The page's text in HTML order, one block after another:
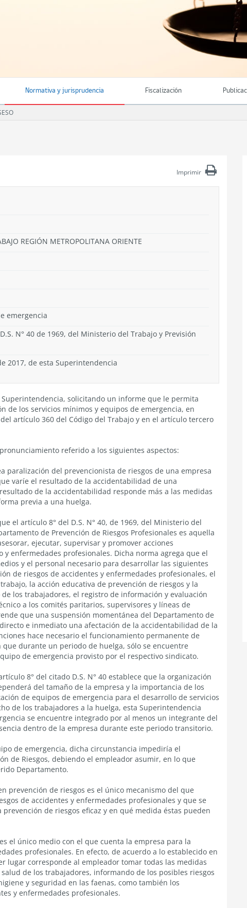
Normativa y jurisprudencia Fiscalización
Imprimir
REGIÓN METROPOLITANA ORIENTE
emergencia
N° 40 de 1969, del Ministerio del Trabajo y Previsión
2017, de esta Superintendencia
solicitando un informe que le permita
de los servicios mínimos y equipos de emergencia, en
artículo 360 del Código del Trabajo y en el artículo tercero
referido a los siguientes aspectos:
paralización del prevencionista de riesgos de una empresa
varíe el resultado de la accidentabilidad de una
de la accidentabilidad responde más a las medidas
previa a una huelga.
el artículo 8° del D.S. N° 40, de 1969, del Ministerio del
de Prevención de Riesgos Profesionales es aquella
ejecutar, supervisar y promover acciones
enfermedades profesionales. Dicha norma agrega que el
y el personal necesario para desarrollar las siguientes
de riesgos de accidentes y enfermedades profesionales, el
la acción educativa de prevención de riesgos y la
los trabajadores, el registro de información y evaluación
a los comités paritarios, supervisores y líneas de
que una suspensión momentánea del Departamento de
e inmediato una afectación de la accidentabilidad de la
hace necesario el funcionamiento permanente de
durante un periodo de huelga, sólo se encuentre
de emergencia provisto por el respectivo sindicato.
8° del citado D.S. N° 40 establece que la organización
del tamaño de la empresa y la importancia de los
de equipos de emergencia para el desarrollo de servicios
de los trabajadores a la huelga, esta Superintendencia
se encuentre integrado por al menos un integrante del
dentro de la empresa durante este periodo transitorio.
de emergencia, dicha circunstancia impediría el
de Riesgos, debiendo el empleador asumir, en lo que
Departamento.
prevención de riesgos es el único mecanismo del que
de accidentes y enfermedades profesionales y que se
de riesgos eficaz y en qué medida éstas pueden
el único medio con el que cuenta la empresa para la
profesionales. En efecto, de acuerdo a lo establecido en
lugar corresponde al empleador tomar todas las medidas
de los trabajadores, informando de los posibles riesgos
y seguridad en las faenas, como también los
y enfermedades profesionales.